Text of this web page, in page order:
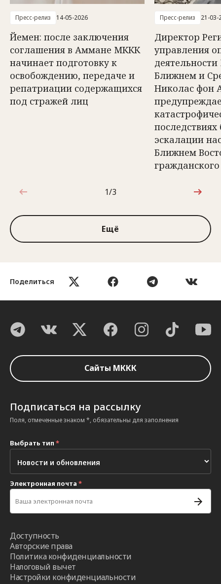
Поделиться
Пресс-релиз 14-05-2026
Йемен: после заключения
соглашения в Аммане МККК
начинает подготовку к
освобождению, передаче и
репатриации содержащихся
под стражей лиц
Пресс-релиз 21-03-
Директор
управления
Ближнем и
Николас фон
эскалации
Ближнем
1 из 3
1/3
Ещё
Сайты МККК
Подписаться на рассылку
Поля, отмеченные знаком *, обязательны для заполнения
Выбрать тип *
Электронная почта *
Доступность
Авторские права
Политика конфиденциальности
Налоговый вычет
Настройки конфиденциальности